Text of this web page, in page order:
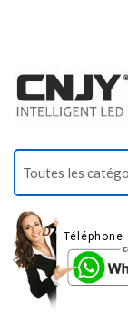
Téléphone :